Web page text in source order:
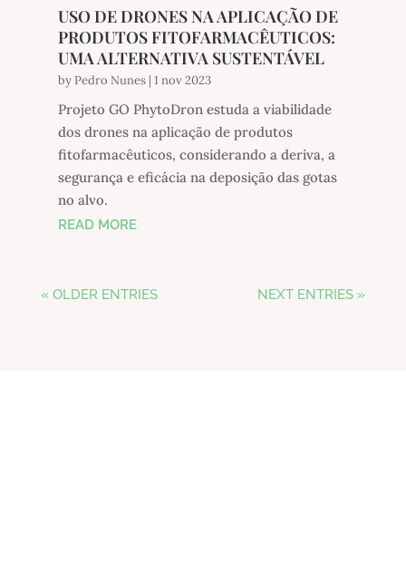
USO DE DRONES NA APLICAÇÃO DE
PRODUTOS FITOFARMACÊUTICOS:
UMA ALTERNATIVA SUSTENTÁVEL
by Pedro Nunes| 1 nov 2023
Projeto GO PhytoDron estuda a viabilidade
dos drones na aplicação de produtos
fitofarmacêuticos, considerando a deriva, a
segurança e eficácia na deposição das gotas
no alvo.
READ MORE
« OLDER ENTRIES NEXT ENTRIES »